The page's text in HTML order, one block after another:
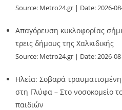
Source: Metro24.gr Date: 2026-
Απαγόρευση κυκλοφορίας
τρεις δήμους της Χαλκιδικής
Source: Metro24.gr Date: 2026-
Ηλεία: Σοβαρά
στη Γλύφα – Στο νοσοκομείο
παιδιών